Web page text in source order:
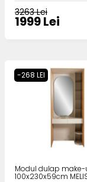
3263 Lei
1999 Lei
-268 LEI
Modul dulap
100x230x59cm